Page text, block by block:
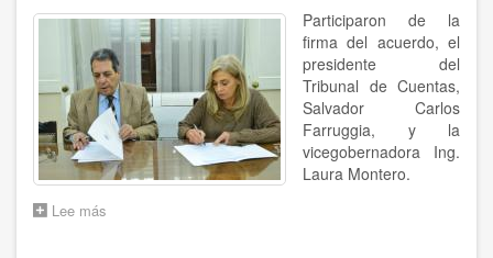
Participaron de la
firma del acuerdo, el
presidente del
Tribunal de Cuentas,
Salvador Carlos
Farruggia, y la
vicegobernadora Ing.
Laura Montero.
Lee más